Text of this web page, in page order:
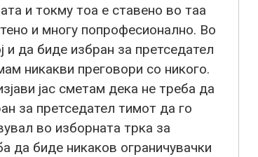
и токму тоа е ставено во таа
и многу попрофесионално. Во
и да биде избран за претседател
никакви преговори со никого.
јас сметам дека не треба да
за претседател тимот да го
во изборната трка за
да биде никаков ограничувачки